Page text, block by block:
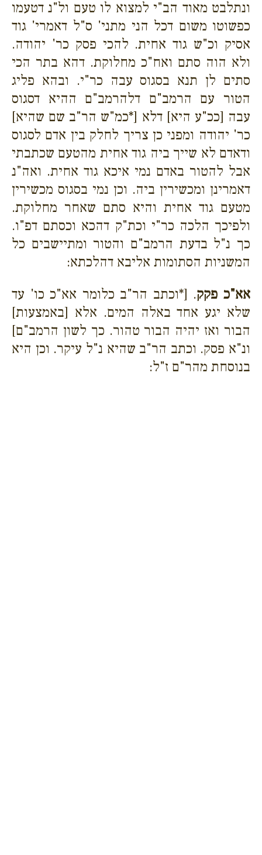
ונתלבט מאוד הב"י למצוא לו טעם ול"נ דטעמו
כפשוטו משום דכל הני מתני' ס"ל דאמרי' גוד
אסיק וכ"ש גוד אחית. להכי פסק כר' יהודה.
ולא הוה סתם ואח"כ מחלוקת. דהא בתר הכי
סתים לן תנא בסגוס עבה כר"י. ובהא פליג
הטור עם הרמב"ם דלהרמב"ם ההיא דסגוס
עבה [ככ"ע היא] דלא [*כמ"ש הר"ב שם שהיא]
כר' יהודה ומפני כן צריך לחלק בין אדם לסגוס
ודאדם לא שייך ביה גוד אחית מהטעם שכתבתי
אבל להטור באדם נמי איכא גוד אחית. ואה"נ
דאמרינן ומכשירין ביה. וכן נמי בסגוס מכשירין
מטעם גוד אחית והיא סתם שאחר מחלוקת.
ולפיכך הלכה כר"י וכת"ק דהכא וכסתם דפ"ו.
כך נ"ל בדעת הרמב"ם והטור ומתיישבים כל
המשניות הסתומות אליבא דהלכתא:
אא"כ פקק. [*וכתב הר"ב כלומר אא"כ כו' עד
שלא יגע אחד באלה המים. אלא [באמצעות]
הבור ואז יהיה הבור טהור. כך לשון הרמב"ם]
ונ"א פסק. וכתב הר"ב שהיא נ"ל עיקר. וכן היא
בנוסחת מהר"ם ז"ל: